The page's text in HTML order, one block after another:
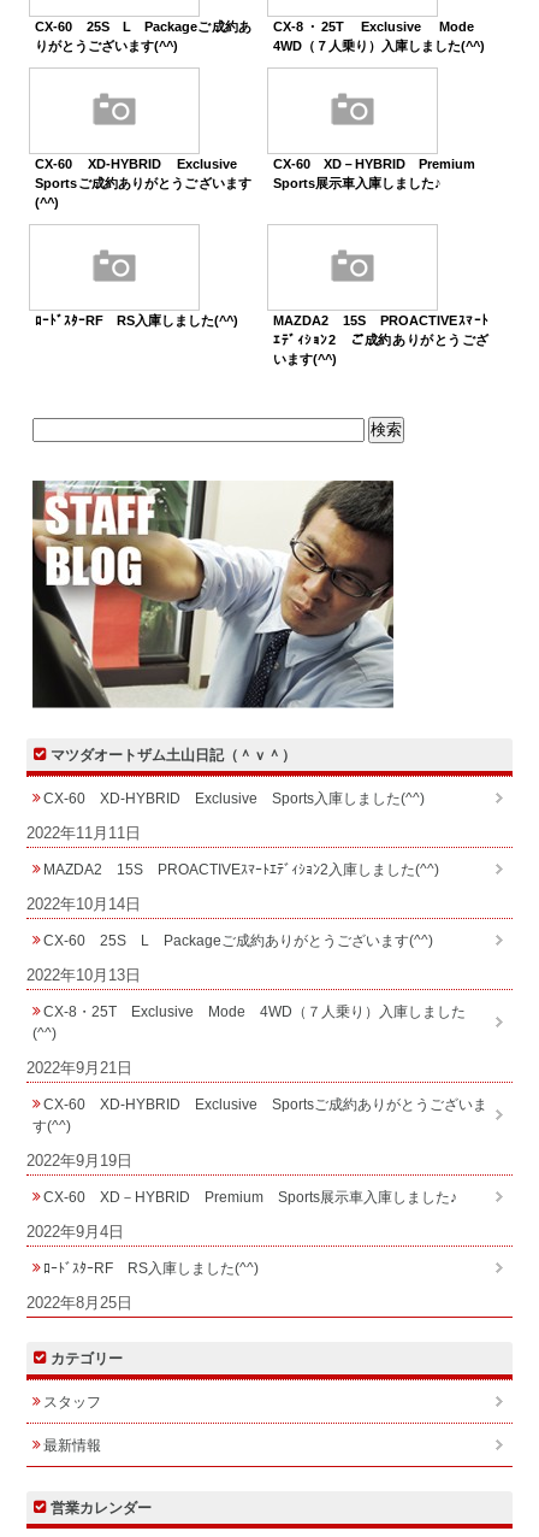
CX-60 25S L Packageご成約あ
りがとうございます(^^)
CX-8・25T Exclusive Mode
4WD（７人乗り）入庫しました(^^)
CX-60 XD-HYBRID Exclusive
Sportsご成約ありがとうございます
(^^)
CX-60 XD－HYBRID Premium
Sports展示車入庫しました♪
ﾛｰﾄﾞｽﾀｰRF RS入庫しました(^^)
MAZDA2 15S PROACTIVEｽﾏｰﾄ
ｴﾃﾞｨｼｮﾝ2 ご成約ありがとうござ
います(^^)
マツダオートザム土山日記（＾ｖ＾）
CX-60 XD-HYBRID Exclusive Sports入庫しました(^^)
2022年11月11日
MAZDA2 15S PROACTIVEｽﾏｰﾄｴﾃﾞｨｼｮﾝ2入庫しました(^^)
2022年10月14日
CX-60 25S L Packageご成約ありがとうございます(^^)
2022年10月13日
CX-8・25T Exclusive Mode 4WD（７人乗り）入庫しました
(^^)
2022年9月21日
CX-60 XD-HYBRID Exclusive Sportsご成約ありがとうございま
す(^^)
2022年9月19日
CX-60 XD－HYBRID Premium Sports展示車入庫しました♪
2022年9月4日
ﾛｰﾄﾞｽﾀｰRF RS入庫しました(^^)
2022年8月25日
カテゴリー
スタッフ
最新情報
営業カレンダー